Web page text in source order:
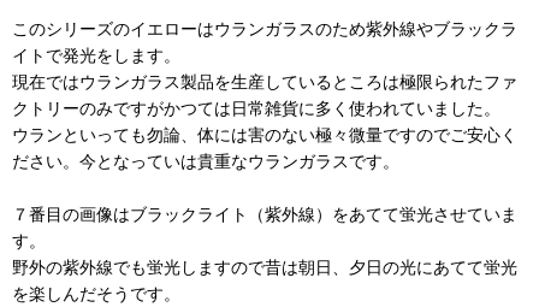
このシリーズのイエローはウランガラスのため紫外線やブラックラ
イトで発光をします。
現在ではウランガラス製品を生産しているところは極限られたファ
クトリーのみですがかつては日常雑貨に多く使われていました。
ウランといっても勿論、体には害のない極々微量ですのでご安心く
ださい。今となっていは貴重なウランガラスです。
７番目の画像はブラックライト（紫外線）をあてて蛍光させていま
す。
野外の紫外線でも蛍光しますので昔は朝日、夕日の光にあてて蛍光
を楽しんだそうです。